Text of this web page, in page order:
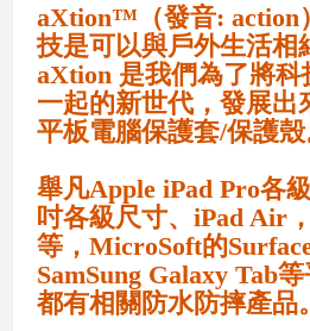
aXtion™（發音: action
技是可以與戶外生活相
aXtion 是我們為了將
一起的新世代，發展出
平板電腦保護套/保護殼
舉凡Apple iPad Pro各
吋各級尺寸、iPad Air
等，MicroSoft的
SamSung Galaxy Tab
都有相關防水防摔產品。